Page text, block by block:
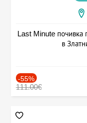
Last Minute почивка
в
-55%
111.00€